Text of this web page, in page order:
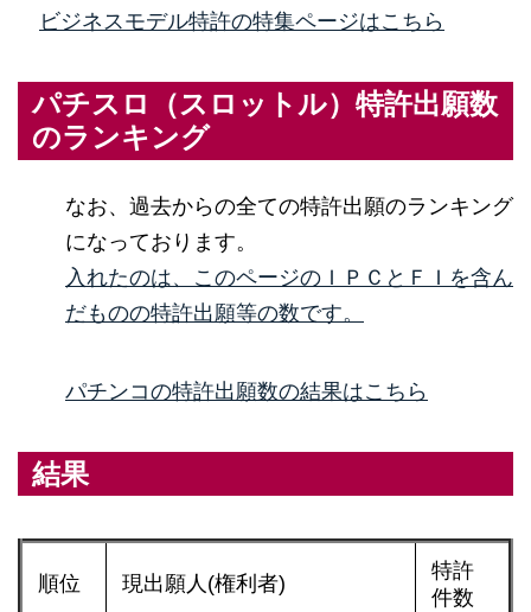
ビジネスモデル特許の特集ページはこちら
パチスロ（スロットル）特許出願数
のランキング
なお、過去からの全ての特許出願のランキング
になっております。
入れたのは、このページのＩＰＣとＦＩを含ん
だものの特許出願等の数です。
パチンコの特許出願数の結果はこちら
結果
順位 現出願人(権利者)
特許
件数